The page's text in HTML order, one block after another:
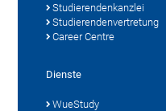
Studierendenkanzlei
Studierendenvertretung
Career Centre
Dienste
WueStudy